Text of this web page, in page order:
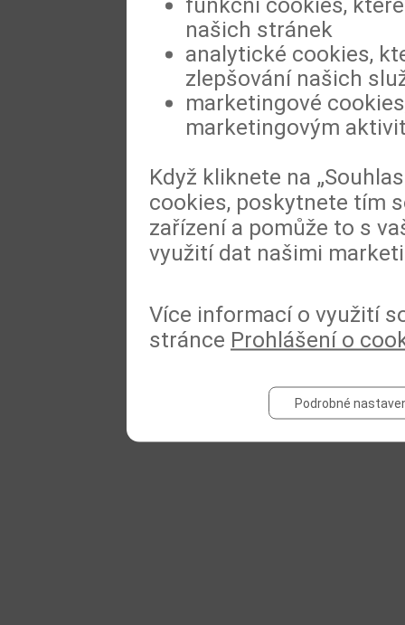
našich stránek
analytické cookies,
zlepšování našich
marketingové
marketingovým
Když kliknete na
cookies, poskytnete tím
zařízení a pomůže to s
využití dat našimi
Více informací o využití
stránce Prohlášení o
Podrobné